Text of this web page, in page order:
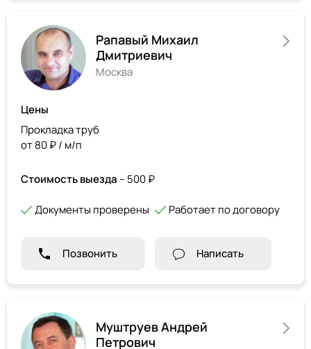
Рапавый Михаил
Дмитриевич
Москва
Цены
Прокладка труб
от 80 ₽ / м/п
Стоимость выезда – 500 ₽
Документы проверены Работает по договору
Позвонить Написать
Муштруев Андрей
Петрович